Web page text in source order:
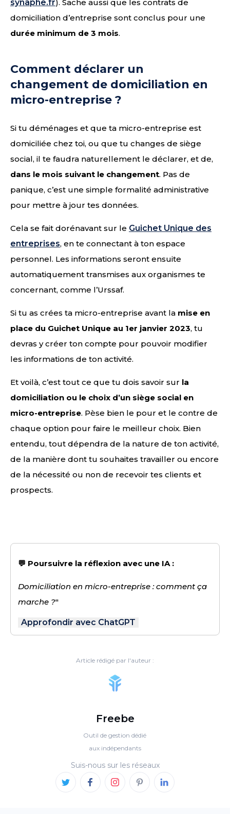
synaphe.fr). Sache aussi que les contrats de
domiciliation d’entreprise sont conclus pour une
durée minimum de 3 mois.
Comment déclarer un
changement de domiciliation en
micro-entreprise ?
Si tu déménages et que ta micro-entreprise est
domiciliée chez toi, ou que tu changes de siège
social, il te faudra naturellement le déclarer, et de,
dans le mois suivant le changement. Pas de
panique, c’est une simple formalité administrative
pour mettre à jour tes données.
Cela se fait dorénavant sur le Guichet Unique des
entreprises, en te connectant à ton espace
personnel. Les informations seront ensuite
automatiquement transmises aux organismes te
concernant, comme l’Urssaf.
Si tu as crées ta micro-entreprise avant la mise en
place du Guichet Unique au 1er janvier 2023, tu
devras y créer ton compte pour pouvoir modifier
les informations de ton activité.
Et voilà, c’est tout ce que tu dois savoir sur la
domiciliation ou le choix d’un siège social en
micro-entreprise. Pèse bien le pour et le contre de
chaque option pour faire le meilleur choix. Bien
entendu, tout dépendra de la nature de ton activité,
de la manière dont tu souhaites travailler ou encore
de la nécessité ou non de recevoir tes clients et
prospects.
💬 Poursuivre la réflexion avec une IA :
Domiciliation en micro-entreprise : comment ça
marche ?"
Approfondir avec ChatGPT
Article rédigé par l'auteur :
Freebe
Outil de gestion dédié
aux indépendants
Suis-nous sur les réseaux